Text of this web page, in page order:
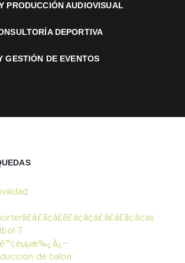
PRODUCCIÓN AUDIOVISUAL
DEPORTIVA
GESTIÓN DE EVENTOS
7
de balon